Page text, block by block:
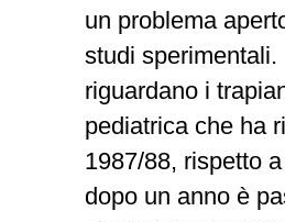
un problema
studi
riguardano i
pediatrica che ha
1987/88, rispetto
dopo un anno è